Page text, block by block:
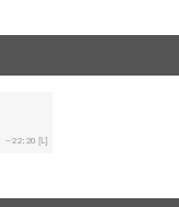
~ 22:20 [L]